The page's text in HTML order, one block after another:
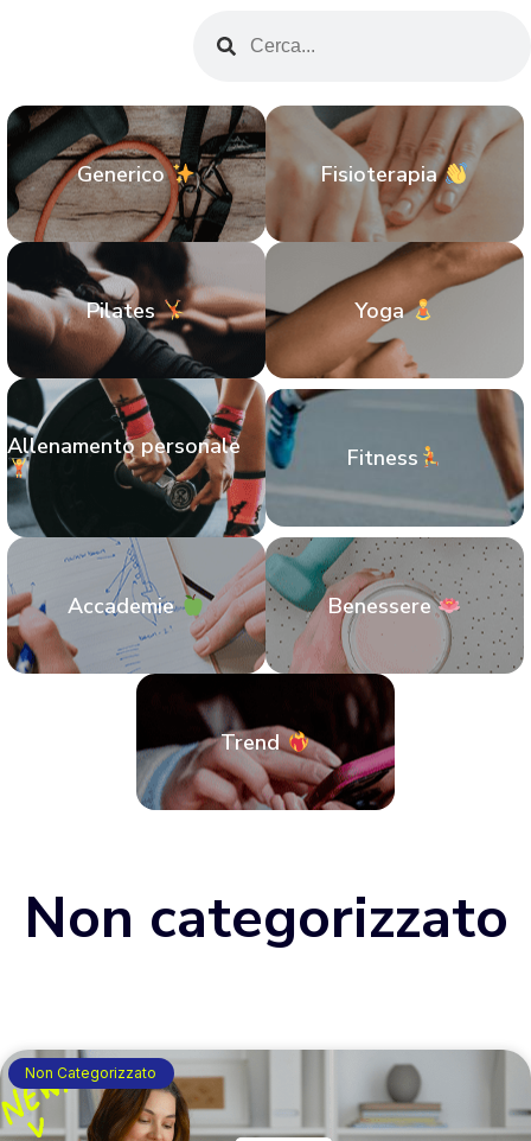
Generico Fisioterapia
Pilates Yoga
Allenamento personale Fitness
Accademie Benessere
Trend
Non categorizzato
Non Categorizzato